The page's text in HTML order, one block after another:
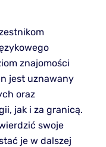
znajomości
jest uznawany
oraz
jak i za granicą.
swoje
je w dalszej